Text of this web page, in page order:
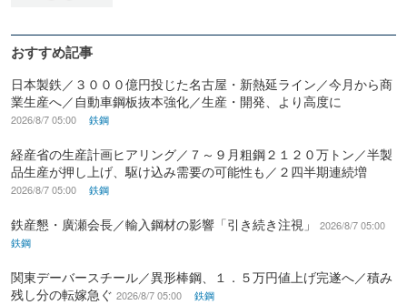
おすすめ記事
日本製鉄／３０００億円投じた名古屋・新熱延ライン／今月から商
業生産へ／自動車鋼板抜本強化／生産・開発、より高度に
2026/8/7 05:00 鉄鋼
経産省の生産計画ヒアリング／７～９月粗鋼２１２０万トン／半製
品生産が押し上げ、駆け込み需要の可能性も／２四半期連続増
2026/8/7 05:00 鉄鋼
鉄産懇・廣瀬会長／輸入鋼材の影響「引き続き注視」
2026/8/7 05:00
鉄鋼
関東デーバースチール／異形棒鋼、１．５万円値上げ完遂へ／積み
残し分の転嫁急ぐ 2026/8/7 05:00 鉄鋼